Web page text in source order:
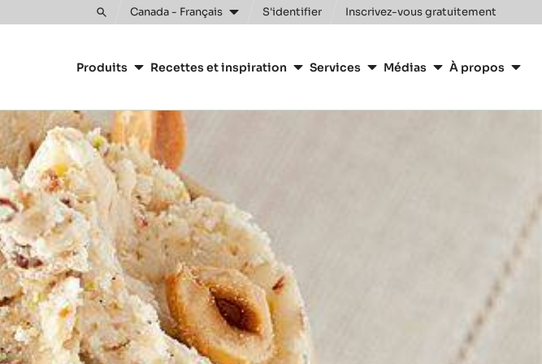
Toggle
Canada - Français S'identifier Inscrivez-vous gratuitement
navigation
Produits Recettes et inspiration Services Médias À propos